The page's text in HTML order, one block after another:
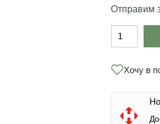
Отправим
Хочу в